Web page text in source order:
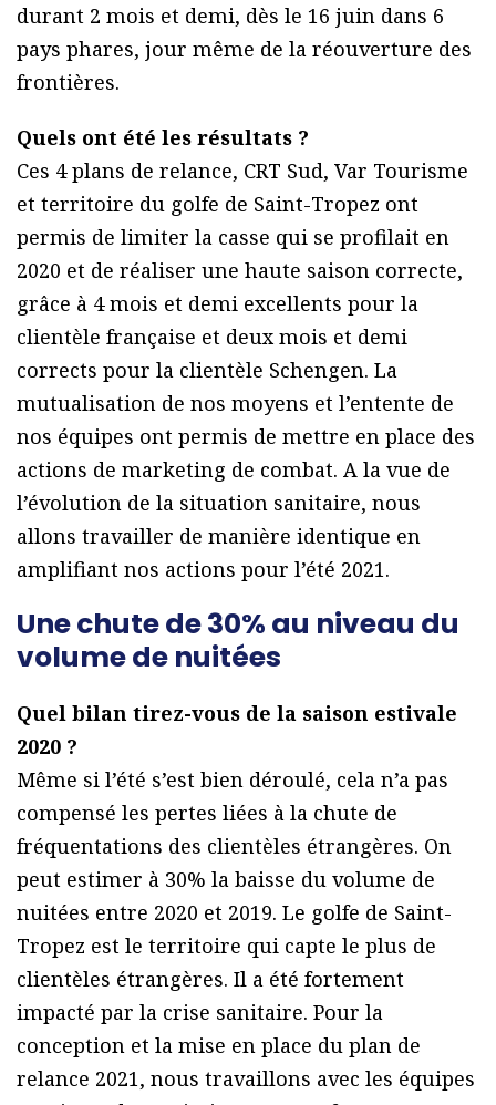
durant 2 mois et demi, dès le 16 juin dans 6
pays phares, jour même de la réouverture des
frontières.
Quels ont été les résultats ?
Ces 4 plans de relance, CRT Sud, Var Tourisme
et territoire du golfe de Saint-Tropez ont
permis de limiter la casse qui se profilait en
2020 et de réaliser une haute saison correcte,
grâce à 4 mois et demi excellents pour la
clientèle française et deux mois et demi
corrects pour la clientèle Schengen. La
mutualisation de nos moyens et l’entente de
nos équipes ont permis de mettre en place des
actions de marketing de combat. A la vue de
l’évolution de la situation sanitaire, nous
allons travailler de manière identique en
amplifiant nos actions pour l’été 2021.
Une chute de 30% au niveau du
volume de nuitées
Quel bilan tirez-vous de la saison estivale
2020 ?
Même si l’été s’est bien déroulé, cela n’a pas
compensé les pertes liées à la chute de
fréquentations des clientèles étrangères. On
peut estimer à 30% la baisse du volume de
nuitées entre 2020 et 2019. Le golfe de Saint-
Tropez est le territoire qui capte le plus de
clientèles étrangères. Il a été fortement
impacté par la crise sanitaire. Pour la
conception et la mise en place du plan de
relance 2021, nous travaillons avec les équipes